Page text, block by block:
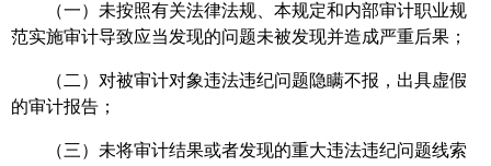
（一）未按照有关法律法规、本规定和内部审计职业规
范实施审计导致应当发现的问题未被发现并造成严重后果；
（二）对被审计对象违法违纪问题隐瞒不报，出具虚假
的审计报告；
（三）未将审计结果或者发现的重大违法违纪问题线索